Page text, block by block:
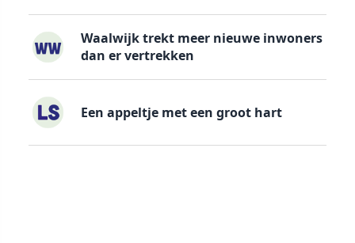
Waalwijk trekt meer nieuwe inwoners
dan er vertrekken
Een appeltje met een groot hart